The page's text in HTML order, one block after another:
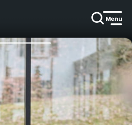
Menu René Lalique pour deux au restaurant 2 étoiles Villa René Lalique